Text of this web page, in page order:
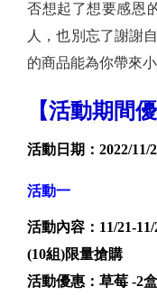
否想起了想要感恩
人，也別忘了謝謝
的商品能為你帶來
【活動期間
活動日期：2022/11/
活動一
活動內容：11/21-
(10組)限量搶購
活動優惠：草莓 -2盒